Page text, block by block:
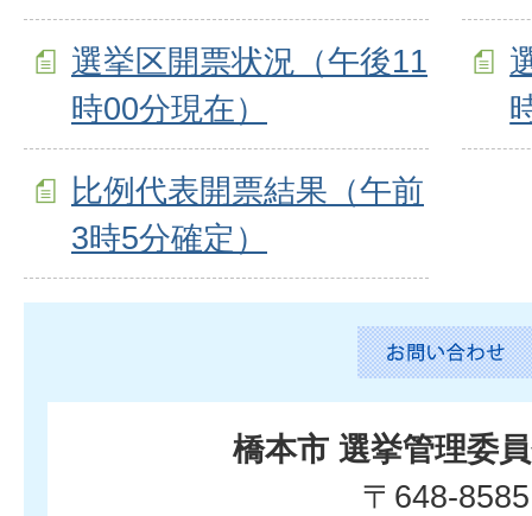
選挙区開票状況（午後11
時00分現在）
比例代表開票結果（午前
3時5分確定）
橋本市 選挙管理委
〒648-8585